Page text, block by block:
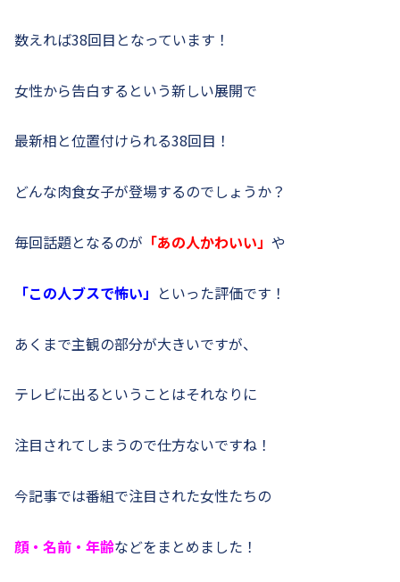
数えれば38回目となっています！
女性から告白するという新しい展開で
最新相と位置付けられる38回目！
どんな肉食女子が登場するのでしょうか？
毎回話題となるのが 「あの人かわいい」 や
「この人ブスで怖い 」 といった評価です！
あくまで主観の部分が大きいですが、
テレビに出るということはそれなりに
注目されてしまうので仕方ないですね！
今記事では番組で注目された女性たちの
顔・名前・年齢などをまとめました！